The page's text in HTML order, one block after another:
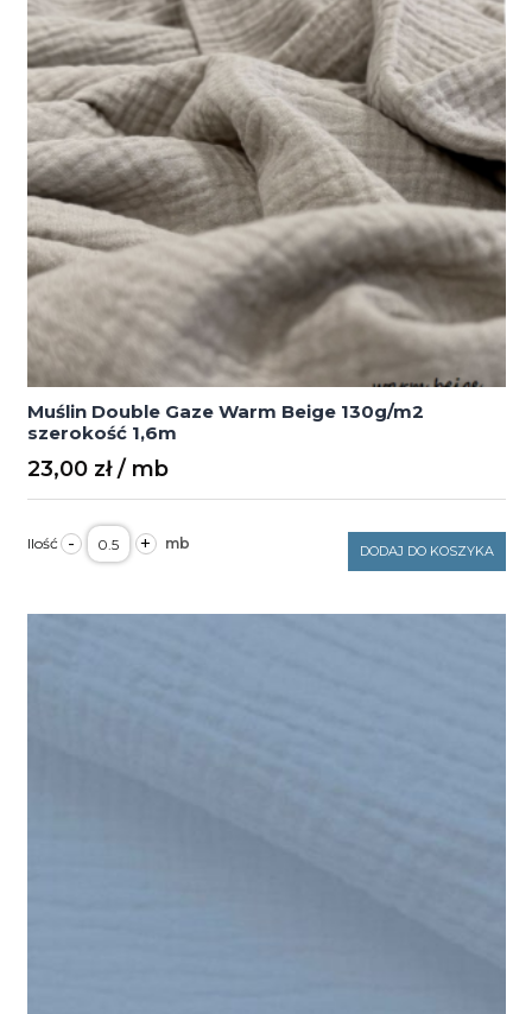
Muślin Double Gaze Warm Beige 130g/m2
szerokość 1,6m
23,00 zł
- ilość
Muślin
Double
+ DODAJ DO KOSZYKA